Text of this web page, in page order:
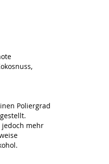
Poliergrad
jedoch mehr